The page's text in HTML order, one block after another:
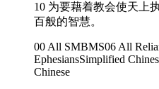
10 为要藉着教会使天
百般的智慧。
00 All SMBMS06 All
EphesiansSimplified
Chinese